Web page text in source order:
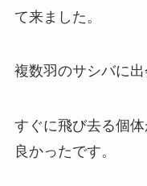
て来ました。
複数羽のサシバに出
すぐに飛び去る個
良かったです。